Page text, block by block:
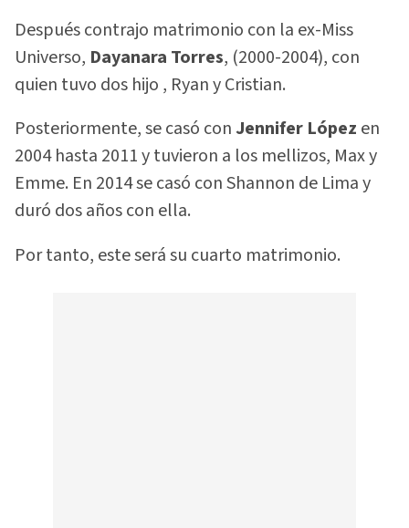
Después contrajo matrimonio con la ex-Miss
Universo, Dayanara Torres, (2000-2004), con
quien tuvo dos hijo , Ryan y Cristian.
Posteriormente, se casó conJennifer López en
2004 hasta 2011 y tuvieron a los mellizos, Max y
Emme. En 2014 se casó con Shannon de Lima y
duró dos años con ella.
Por tanto, este será su cuarto matrimonio.